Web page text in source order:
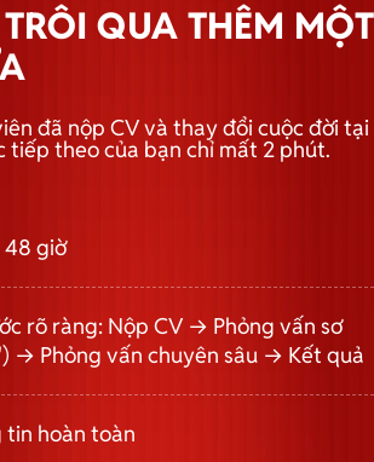
QUA THÊM MỘT
đã nộp CV và thay đổi cuộc đời tại
tiếp theo của bạn chỉ mất 2 phút.
48 giờ
rõ ràng: Nộp CV → Phỏng vấn sơ
→ Phỏng vấn chuyên sâu → Kết quả
tin hoàn toàn